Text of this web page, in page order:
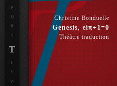
Christine Bonduelle
Genesis, eiπ+1=0
Théâtre traduction
P
Q
R
S
T
U
V
W